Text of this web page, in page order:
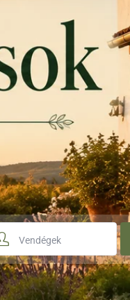
Vendégek